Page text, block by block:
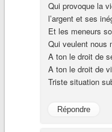
Qui provoque la
l’argent et ses
Et les meneurs
Qui veulent nous
A ton le droit de
A ton le droit de
Triste situation
Répondre